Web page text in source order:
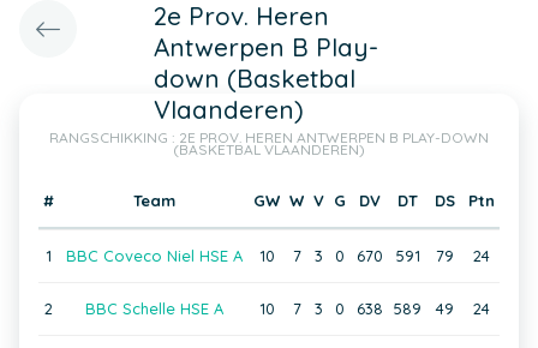
2e Prov. Heren
Antwerpen B Play-
down (Basketbal
Vlaanderen)
RANGSCHIKKING : 2E PROV. HEREN ANTWERPEN B PLAY-DOWN
(BASKETBAL VLAANDEREN)
# Team GW W V G DV DT DS Ptn
1 BBC Coveco Niel HSE A 10 7 3 0 670 591 79 24
2 BBC Schelle HSE A 10 7 3 0 638 589 49 24